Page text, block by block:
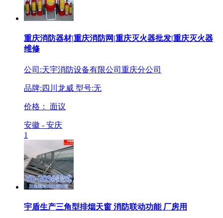
重庆消防器材|重庆消防网|重庆灭火器批发|重庆灭火器
维修
公司:天宇消防设备有限公司重庆分公司
品牌:四川龙威 型号:无
价格： 面议
安徽 - 安庆
1
宇盾生产三角型排烟天窗 消防联动功能 厂房用